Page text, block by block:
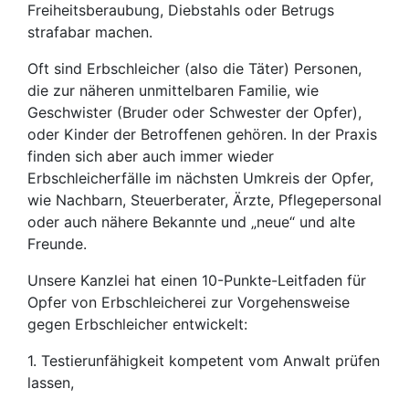
Freiheitsberaubung, Diebstahls oder Betrugs
strafabar machen.
Oft sind Erbschleicher (also die Täter) Personen,
die zur näheren unmittelbaren Familie, wie
Geschwister (Bruder oder Schwester der Opfer),
oder Kinder der Betroffenen gehören. In der Praxis
finden sich aber auch immer wieder
Erbschleicherfälle im nächsten Umkreis der Opfer,
wie Nachbarn, Steuerberater, Ärzte, Pflegepersonal
oder auch nähere Bekannte und „neue“ und alte
Freunde.
Unsere Kanzlei hat einen 10-Punkte-Leitfaden für
Opfer von Erbschleicherei zur Vorgehensweise
gegen Erbschleicher entwickelt:
1. Testierunfähigkeit kompetent vom Anwalt prüfen
lassen,